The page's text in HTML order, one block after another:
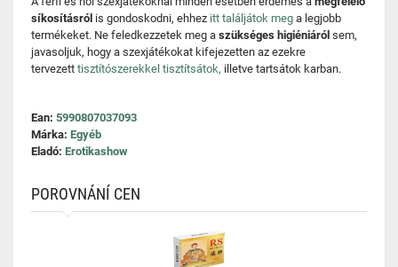
síkosításról is gondoskodni, ehhez itt találjátok meg a legjobb
termékeket. Ne feledkezzetek meg a szükséges higiéniáról sem,
javasoljuk, hogy a szexjátékokat kifejezetten az ezekre
tervezett tisztítószerekkel tisztítsátok, illetve tartsátok karban.
Ean: 5990807037093
Márka: Egyéb
Eladó: Erotikashow
POROVNÁNÍ CEN